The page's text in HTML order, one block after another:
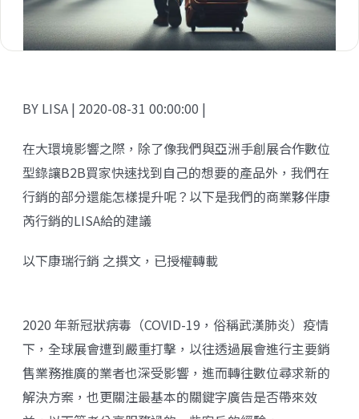
BY LISA | 2020-08-31 00:00:00 |
在大環境影響之際，除了像我們與亞洲手創展合作數位
型錄讓B2B買家快速找到自己的想要的產品外，我們在
行銷的部分還能怎樣提升呢？以下是我們的商業夥伴康
芮行銷的LISA給的建議
以下康瑞行銷 之撰文，已授權轉載
2020 年新冠狀病毒（COVID-19，俗稱武漢肺炎）疫情
下，全球展會遭到嚴重打擊，以往透過展會進行主要銷
售業務推廣的業者也深受影響，進而轉往數位尋求新的
解決方案，也更關注最基本的關鍵字廣告是否帶來效